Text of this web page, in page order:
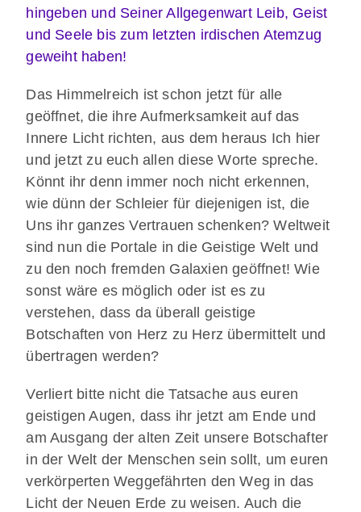
hingeben und Seiner Allgegenwart Leib, Geist
und Seele bis zum letzten irdischen Atemzug
geweiht haben!
Das Himmelreich ist schon jetzt für alle
geöffnet, die ihre Aufmerksamkeit auf das
Innere Licht richten, aus dem heraus Ich hier
und jetzt zu euch allen diese Worte spreche.
Könnt ihr denn immer noch nicht erkennen,
wie dünn der Schleier für diejenigen ist, die
Uns ihr ganzes Vertrauen schenken? Weltweit
sind nun die Portale in die Geistige Welt und
zu den noch fremden Galaxien geöffnet! Wie
sonst wäre es möglich oder ist es zu
verstehen, dass da überall geistige
Botschaften von Herz zu Herz übermittelt und
übertragen werden?
Verliert bitte nicht die Tatsache aus euren
geistigen Augen, dass ihr jetzt am Ende und
am Ausgang der alten Zeit unsere Botschafter
in der Welt der Menschen sein sollt, um euren
verkörperten Weggefährten den Weg in das
Licht der Neuen Erde zu weisen. Auch die